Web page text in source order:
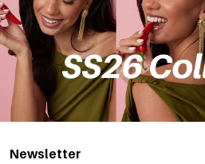
Newsletter